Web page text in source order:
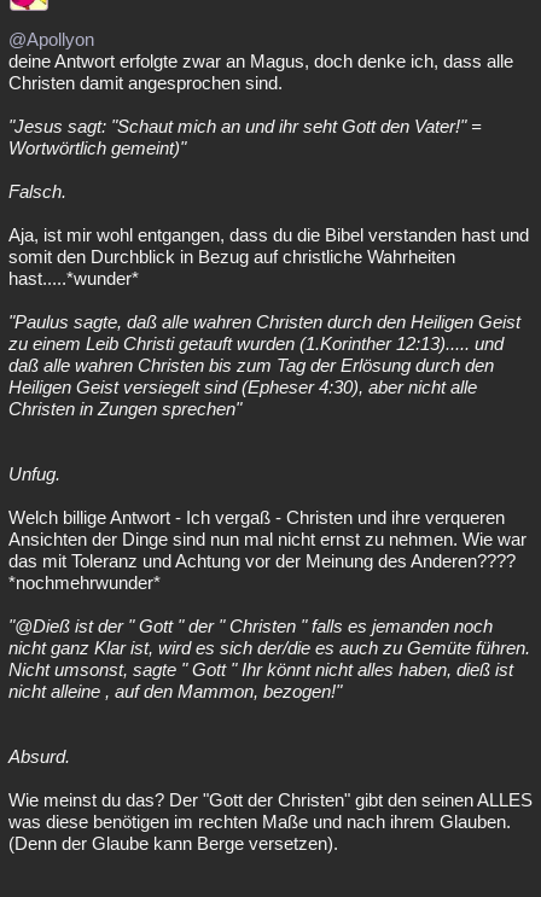
@Apollyon
deine Antwort erfolgte zwar an Magus, doch denke ich, dass alle
Christen damit angesprochen sind.
"Jesus sagt: "Schaut mich an und ihr seht Gott den Vater!" =
Wortwörtlich gemeint)"
Falsch.
Aja, ist mir wohl entgangen, dass du die Bibel verstanden hast und
somit den Durchblick in Bezug auf christliche Wahrheiten
hast.....*wunder*
"Paulus sagte, daß alle wahren Christen durch den Heiligen Geist
zu einem Leib Christi getauft wurden (1.Korinther 12:13)..... und
daß alle wahren Christen bis zum Tag der Erlösung durch den
Heiligen Geist versiegelt sind (Epheser 4:30), aber nicht alle
Christen in Zungen sprechen"
Unfug.
Welch billige Antwort - Ich vergaß - Christen und ihre verqueren
Ansichten der Dinge sind nun mal nicht ernst zu nehmen. Wie war
das mit Toleranz und Achtung vor der Meinung des Anderen????
*nochmehrwunder*
"@Dieß ist der " Gott " der " Christen " falls es jemanden noch
nicht ganz Klar ist, wird es sich der/die es auch zu Gemüte führen.
Nicht umsonst, sagte " Gott " Ihr könnt nicht alles haben, dieß ist
nicht alleine , auf den Mammon, bezogen!"
Absurd.
Wie meinst du das? Der "Gott der Christen" gibt den seinen ALLES
was diese benötigen im rechten Maße und nach ihrem Glauben.
(Denn der Glaube kann Berge versetzen).